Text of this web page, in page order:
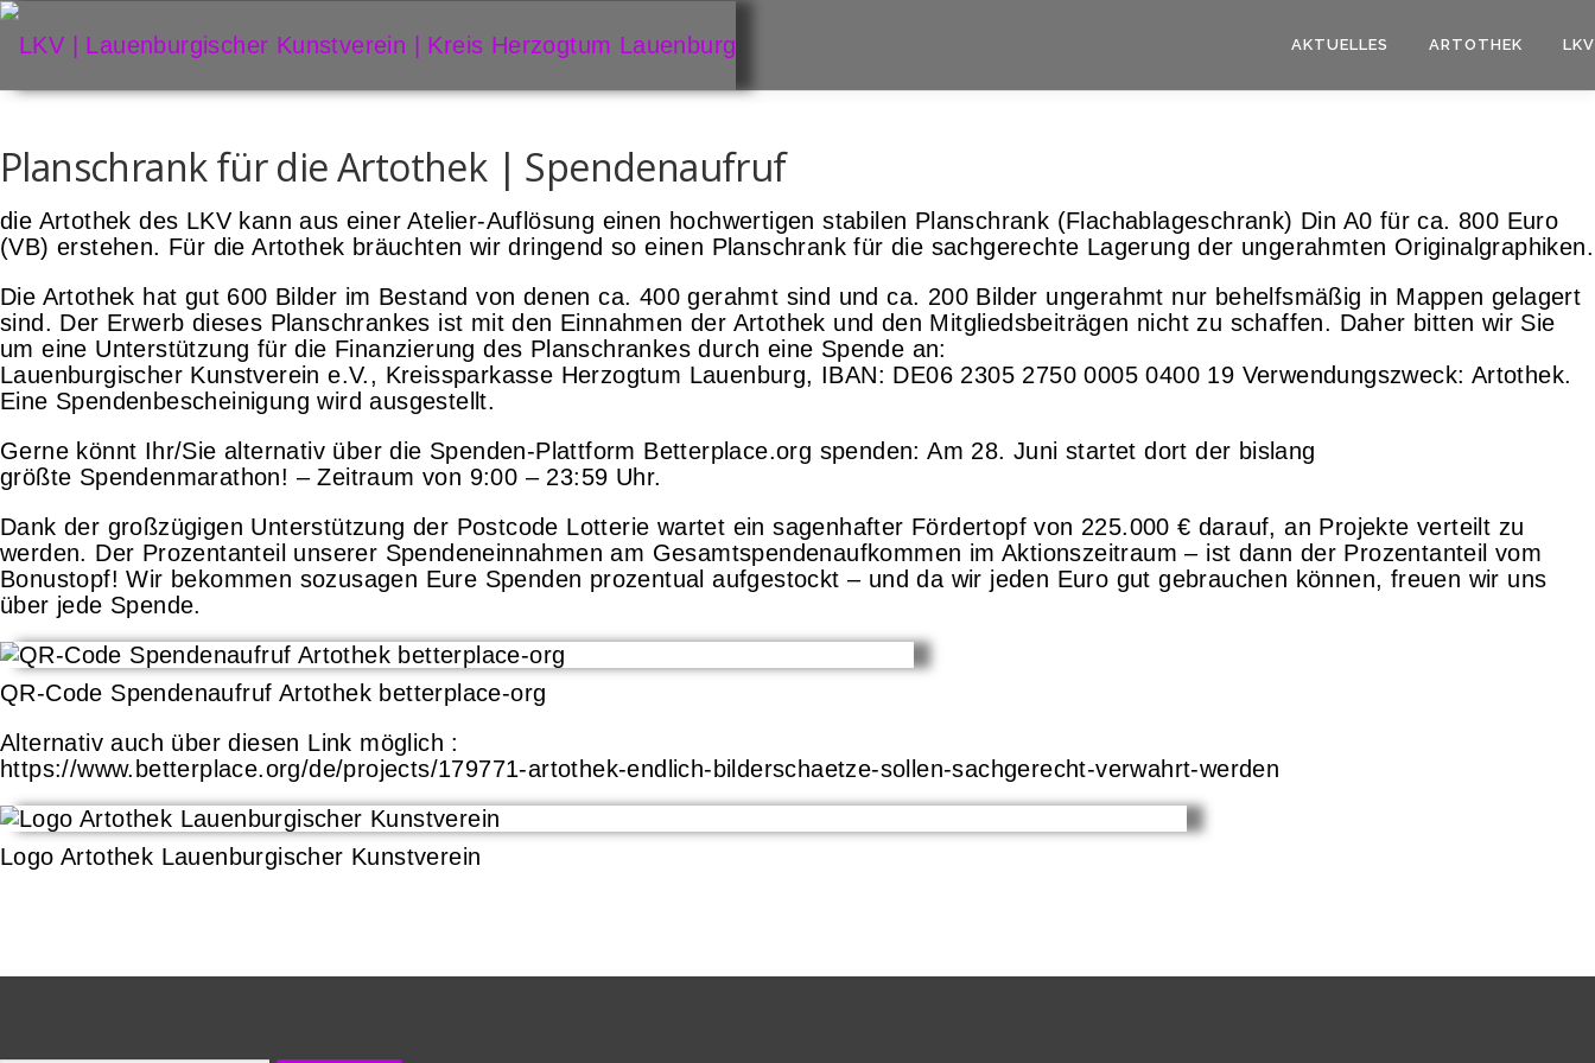
Zum
Inhalt
springen
AKTUELLES ARTOTHEK LKV
Planschrank für die Artothek | Spendenaufruf
die Artothek des LKV kann aus einer Atelier-Auflösung einen hochwertigen stabilen Planschrank (Flachablageschrank) Din A0 für ca. 800 Euro
(VB) erstehen. Für die Artothek bräuchten wir dringend so einen Planschrank für die sachgerechte Lagerung der ungerahmten Originalgraphiken.
Die Artothek hat gut 600 Bilder im Bestand von denen ca. 400 gerahmt sind und ca. 200 Bilder ungerahmt nur behelfsmäßig in Mappen gelagert
sind. Der Erwerb dieses Planschrankes ist mit den Einnahmen der Artothek und den Mitgliedsbeiträgen nicht zu schaffen. Daher bitten wir Sie
um eine Unterstützung für die Finanzierung des Planschrankes durch eine Spende an:
Lauenburgischer Kunstverein e.V., Kreissparkasse Herzogtum Lauenburg, IBAN: DE06 2305 2750 0005 0400 19 Verwendungszweck: Artothek.
Eine Spendenbescheinigung wird ausgestellt.
Gerne könnt Ihr/Sie alternativ über die Spenden-Plattform Betterplace.org spenden: Am 28. Juni startet dort der bislang
größte Spendenmarathon! – Zeitraum von 9:00 – 23:59 Uhr.
Dank der großzügigen Unterstützung der Postcode Lotterie wartet ein sagenhafter Fördertopf von 225.000 € darauf, an Projekte verteilt zu
werden. Der Prozentanteil unserer Spendeneinnahmen am Gesamtspendenaufkommen im Aktionszeitraum – ist dann der Prozentanteil vom
Bonustopf! Wir bekommen sozusagen Eure Spenden prozentual aufgestockt – und da wir jeden Euro gut gebrauchen können, freuen wir uns
über jede Spende.
QR-Code Spendenaufruf Artothek betterplace-org
Alternativ auch über diesen Link möglich :
https://www.betterplace.org/de/projects/179771-artothek-endlich-bilderschaetze-sollen-sachgerecht-verwahrt-werden
Logo Artothek Lauenburgischer Kunstverein